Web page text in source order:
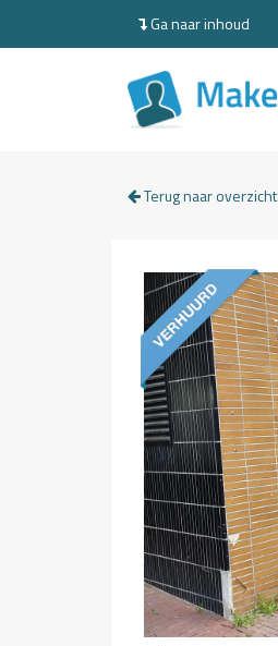
Ga naar inhoud
Terug naar overzicht